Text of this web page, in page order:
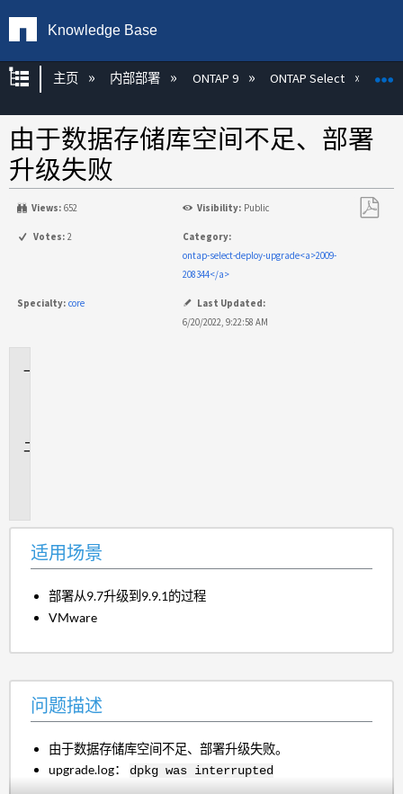
Knowledge Base
扩展/隐缩全局层次
主页 内部部署 ONTAP 9 ONTAP Select
由于数据存储库空间不足、部署
升级失败
Views: 652 Visibility: Public
Votes: 2
Category:
ontap-select-deploy-upgrade<a>2009-
208344</a>
Specialty: core
Last Updated:
6/20/2022, 9:22:58 AM
适用场景
部署从9.7升级到9.9.1的过程
VMware
问题描述
由于数据存储库空间不足、部署升级失败。
upgrade.log： dpkg was interrupted